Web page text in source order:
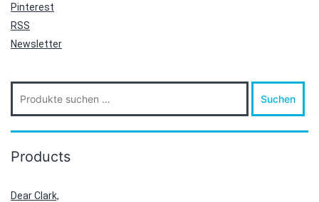
Pinterest
RSS
Newsletter
Suche
nach:
Suchen
Products
Dear Clark,